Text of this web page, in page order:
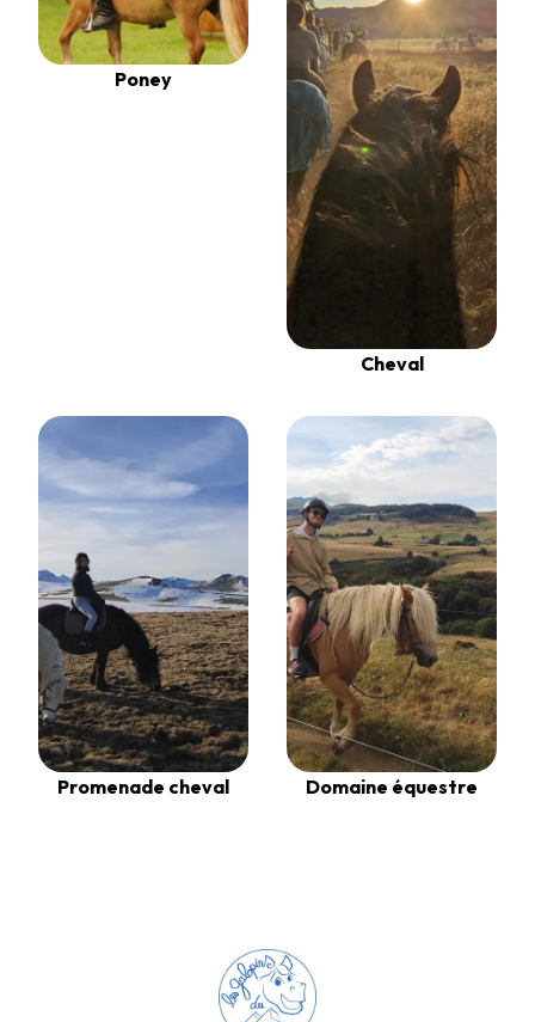
Poney
Cheval
Promenade cheval Domaine équestre